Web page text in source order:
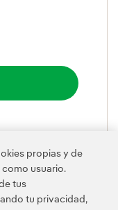
propias y de
usuario.
tus
tu privacidad,